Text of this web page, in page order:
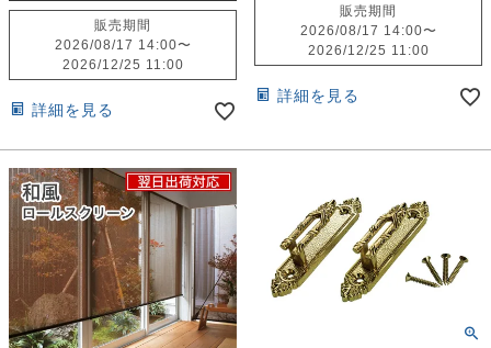
販売期間
2026/08/17 14:00〜
2026/12/25 11:00
詳細を見る
販売期間
2026/08/17 14:00〜
2026/12/25 11:00
詳細を見る